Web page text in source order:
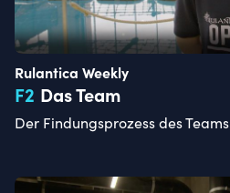
Rulantica Weekly
F2 Das Team
Der Findungsprozess des Teams